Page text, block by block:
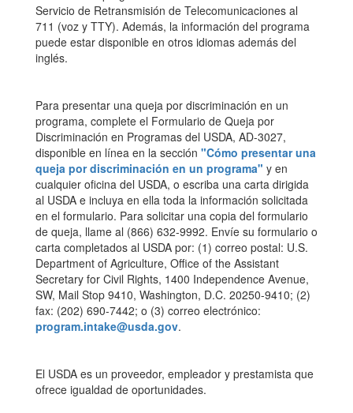
Servicio de Retransmisión de Telecomunicaciones al
711 (voz y TTY). Además, la información del programa
puede estar disponible en otros idiomas además del
inglés.
Para presentar una queja por discriminación en un
programa, complete el Formulario de Queja por
Discriminación en Programas del USDA, AD-3027,
disponible en línea en la sección "Cómo presentar una
queja por discriminación en un programa" y en
cualquier oficina del USDA, o escriba una carta dirigida
al USDA e incluya en ella toda la información solicitada
en el formulario. Para solicitar una copia del formulario
de queja, llame al (866) 632-9992. Envíe su formulario o
carta completados al USDA por: (1) correo postal: U.S.
Department of Agriculture, Office of the Assistant
Secretary for Civil Rights, 1400 Independence Avenue,
SW, Mail Stop 9410, Washington, D.C. 20250-9410; (2)
fax: (202) 690-7442; o (3) correo electrónico:
program.intake@usda.gov.
El USDA es un proveedor, empleador y prestamista que
ofrece igualdad de oportunidades.